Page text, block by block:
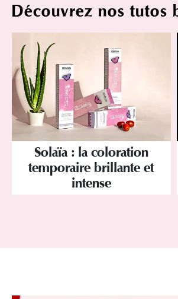
Découvrez nos tutos
Solaïa : la coloration
temporaire brillante et
intense